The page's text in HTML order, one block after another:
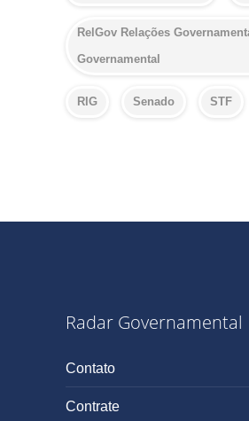
RelGov Relações
Governamental
RIG Senado STF
Radar Governamental
Contato
Contrate